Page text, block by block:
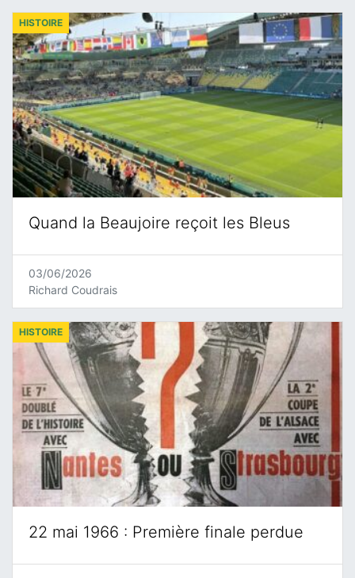
Quand la Beaujoire reçoit les Bleus
HISTOIRE
03/06/2026
Richard Coudrais
22 mai 1966 : Première finale perdue
HISTOIRE